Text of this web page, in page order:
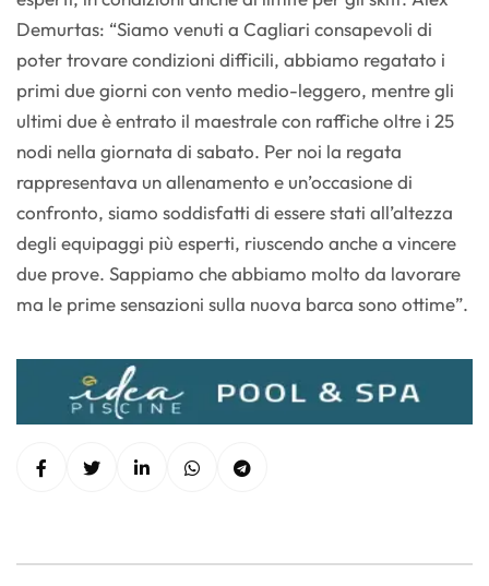
Demurtas: “Siamo venuti a Cagliari consapevoli di
poter trovare condizioni difficili, abbiamo regatato i
primi due giorni con vento medio-leggero, mentre gli
ultimi due è entrato il maestrale con raffiche oltre i 25
nodi nella giornata di sabato. Per noi la regata
rappresentava un allenamento e un’occasione di
confronto, siamo soddisfatti di essere stati all’altezza
degli equipaggi più esperti, riuscendo anche a vincere
due prove. Sappiamo che abbiamo molto da lavorare
ma le prime sensazioni sulla nuova barca sono ottime”.